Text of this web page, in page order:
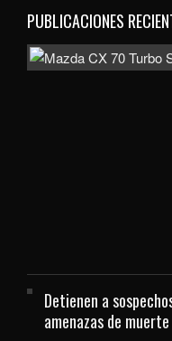
PUBLICACIONES
Detienen a
amenazas de